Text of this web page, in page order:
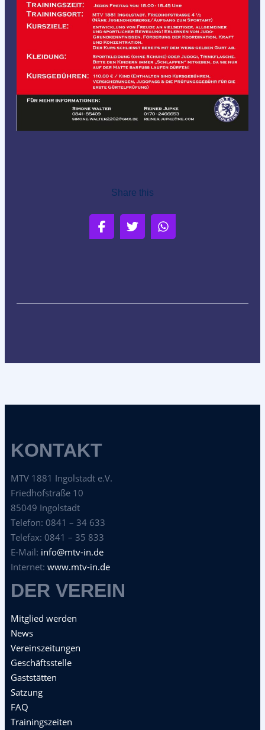
Share this
KONTAKT
MTV 1881 Ingolstadt e.V.
Friedhofstraße 10
85049 Ingolstadt
Telefon: 0841 – 34 633
Telefax: 0841 – 35 833
E-Mail: info@mtv-in.de
Internet: www.mtv-in.de
DER VEREIN
Mitglied werden
News
Vereinszeitungen
Geschäftsstelle
Gaststätten
Satzung
FAQ
Trainingszeiten